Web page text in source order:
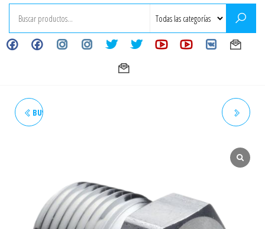
BUSHING 1/2" X 1/4" SS-316 -